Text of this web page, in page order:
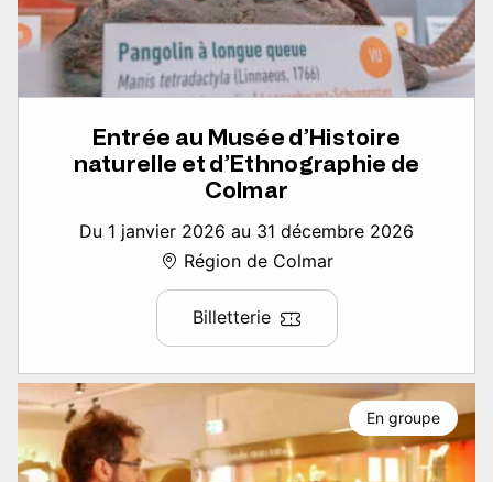
Entrée au Musée d’Histoire
naturelle et d’Ethnographie de
Colmar
Du 1 janvier 2026 au 31 décembre 2026
Région de Colmar
Billetterie
En groupe